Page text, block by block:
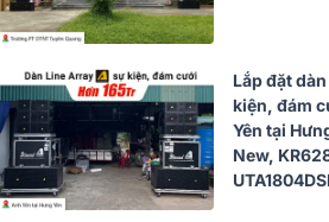
Lắp đặt
kiện, đám
Yên tại
New,